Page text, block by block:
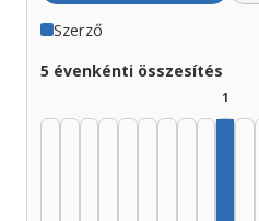
Szerző
5 évenkénti összesítés
1